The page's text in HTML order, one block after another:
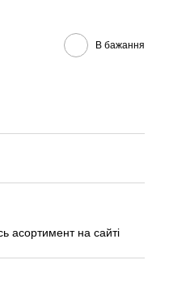
В бажання
асортимент на сайті